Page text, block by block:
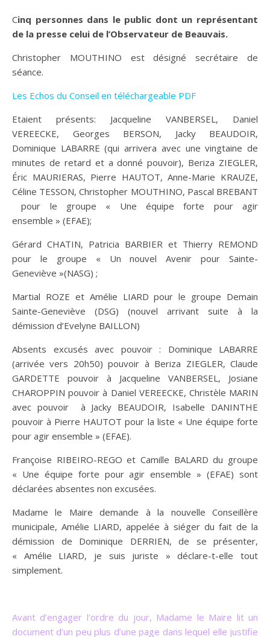
Cinq personnes dans le public dont un représentant
de la presse celui de l’Observateur de Beauvais.
Christopher MOUTHINO est désigné secrétaire de
séance.
Les Echos du Conseil en téléchargeable PDF
Etaient présents: Jacqueline VANBERSEL, Daniel
VEREECKE, Georges BERSON, Jacky BEAUDOIR,
Dominique LABARRE (qui arrivera avec une vingtaine de
minutes de retard et a donné pouvoir), Beriza ZIEGLER,
Éric MAURIERAS, Pierre HAUTOT, Anne-Marie KRAUZE,
Céline TESSON, Christopher MOUTHINO, Pascal BREBANT
pour le groupe « Une équipe forte pour agir
ensemble » (EFAE);
Gérard CHATIN, Patricia BARBIER et Thierry REMOND
pour le groupe « Un nouvel Avenir pour Sainte-
Geneviève »(NASG) ;
Martial ROZE et Amélie LIARDpour le groupe Demain
Sainte-Geneviève (DSG) (nouvel arrivant suite à la
démission d’Evelyne BAILLON)
Absents excusés avec pouvoir : Dominique LABARRE
(arrivée vers 20h50) pouvoir à Beriza ZIEGLER, Claude
GARDETTE pouvoir à Jacqueline VANBERSEL, Josiane
CHAROPPIN pouvoir à Daniel VEREECKE, Christèle MARIN
avec pouvoir à Jacky BEAUDOIR, Isabelle DANINTHE
pouvoir à Pierre HAUTOT pour la liste « Une équipe forte
pour agir ensemble » (EFAE).
Françoise RIBEIRO-REGO et Camille BALARD du groupe
« Une équipe forte pour agir ensemble » (EFAE) sont
déclarées absentes non excusées.
Madame le Maire demande à la nouvelle Conseillère
municipale, Amélie LIARD, appelée à siéger du fait de la
démission de Dominique DERRIEN, de se présenter,
« Amélie LIARD, je suis juriste » déclare-t-elle tout
simplement.
Avant d’engager l’ordre du jour, Madame le Maire lit un
document d’un peu plus d’une page dans lequel elle justifie